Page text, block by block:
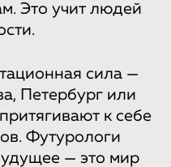
Это учит людей
сила —
Петербург или
к себе
Футурологи
— это мир